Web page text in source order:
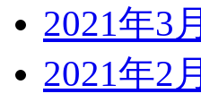
2021年3月
2021年2月